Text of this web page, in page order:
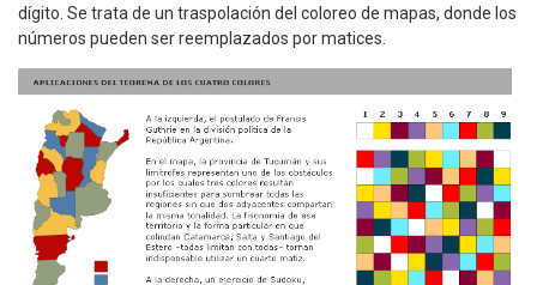
dígito. Se trata de un traspolación del coloreo de mapas, donde los
números pueden ser reemplazados por matices.